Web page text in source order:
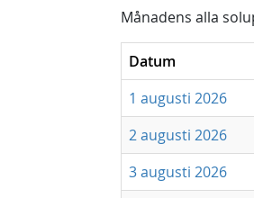
Månadens alla
Datum
1 augusti 2026
2 augusti 2026
3 augusti 2026